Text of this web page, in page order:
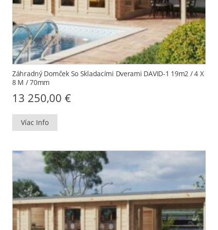
Záhradný Domček So Skladacími Dverami DAVID-1 19m2 / 4 X
8 M / 70mm
13 250,00 €
Víac Info